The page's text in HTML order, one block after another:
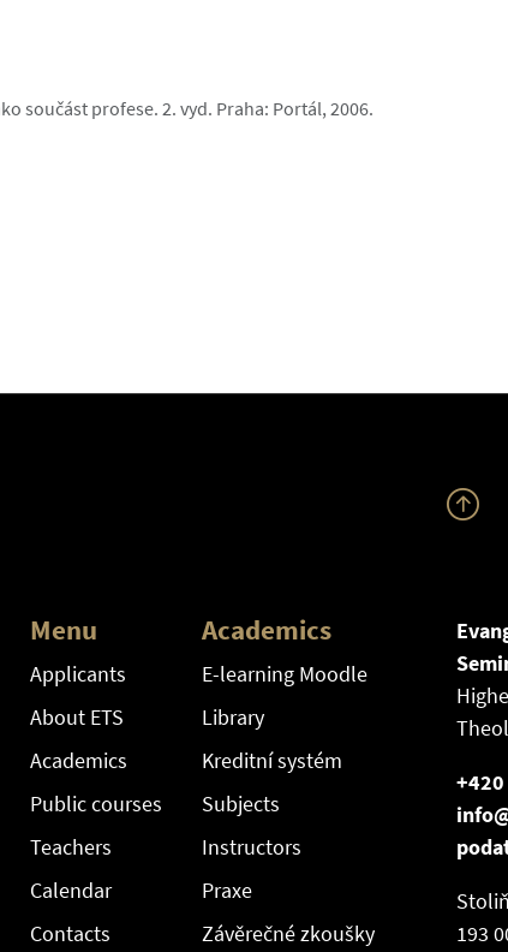
součást profese. 2. vyd. Praha: Portál, 2006.
Menu
Applicants
About ETS
Academics
Public courses
Teachers
Calendar
Contacts
Academics
E-learning Moodle
Library
Kreditní systém
Subjects
Instructors
Praxe
Závěrečné zkoušky
193